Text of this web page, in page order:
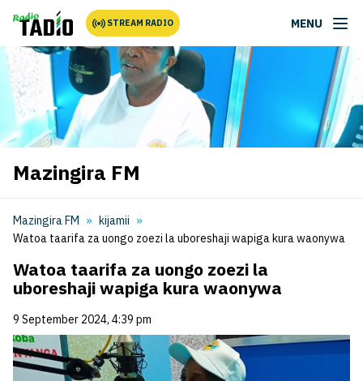
STREAM RADIO MENU
Mazingira FM
Mazingira FM
kijamii
Watoa taarifa za uongo zoezi la uboreshaji wapiga kura waonywa
Watoa taarifa za uongo zoezi la
uboreshaji wapiga kura waonywa
9 September 2024, 4:39 pm